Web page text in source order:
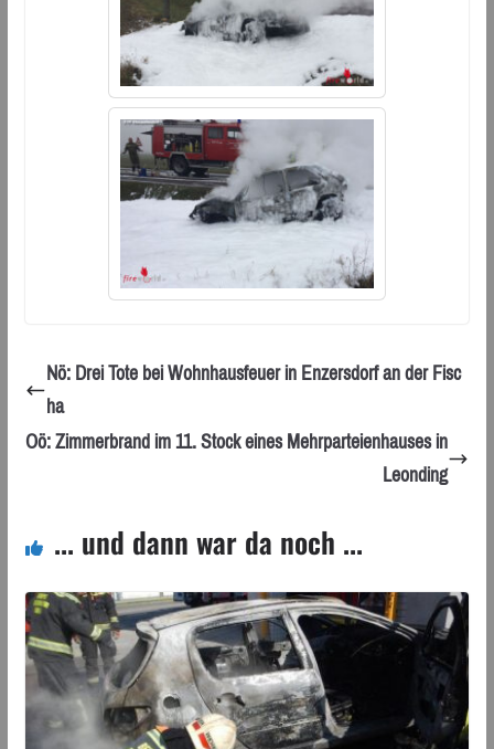
Nö: Drei Tote bei Wohnhausfeuer in Enzersdorf an der Fisc
ha
Oö: Zimmerbrand im 11. Stock eines Mehrparteienhauses in
Leonding
... und dann war da noch ...